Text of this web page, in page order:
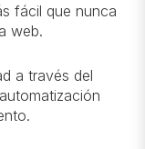
fácil que nunca
web.
a través del